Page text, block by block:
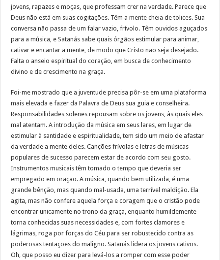
jovens, rapazes e moças, que professam crer na verdade. Parece que
Deus não está em suas cogitações. Têm a mente cheia de tolices. Sua
conversa não passa de um falar vazio, frívolo. Têm ouvidos aguçados
para a música, e Satanás sabe quais órgãos estimular para animar,
cativar e encantar a mente, de modo que Cristo não seja desejado.
Falta o anseio espiritual do coração, em busca de conhecimento
divino e de crescimento na graça.
Foi-me mostrado que a juventude precisa pôr-se em uma plataforma
mais elevada e fazer da Palavra de Deus sua guia e conselheira.
Responsabilidades solenes repousam sobre os jovens, às quais eles
mal atentam. A introdução da música em seus lares, em lugar de
estimular à santidade e espiritualidade, tem sido um meio de afastar
da verdade a mente deles. Canções frívolas e letras de músicas
populares de sucesso parecem estar de acordo com seu gosto.
Instrumentos musicais têm tomado o tempo que deveria ser
empregado em oração. A música, quando bem utilizada, é uma
grande bênção, mas quando mal-usada, uma terrível maldição. Ela
agita, mas não confere aquela força e coragem que o cristão pode
encontrar unicamente no trono da graça, enquanto humildemente
torna conhecidas suas necessidades e, com fortes clamores e
lágrimas, roga por forças do Céu para ser robustecido contra as
poderosas tentações do maligno. Satanás lidera os jovens cativos.
Oh, que posso eu dizer para levá-los a romper com esse poder